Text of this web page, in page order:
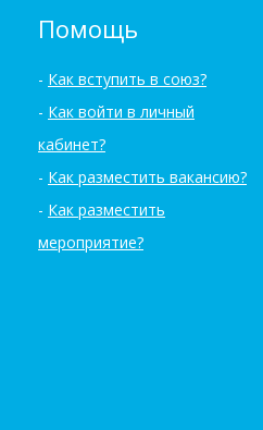
Помощь
Как вступить в союз?
Как войти в личный
кабинет?
Как разместить вакансию?
Как разместить
мероприятие?